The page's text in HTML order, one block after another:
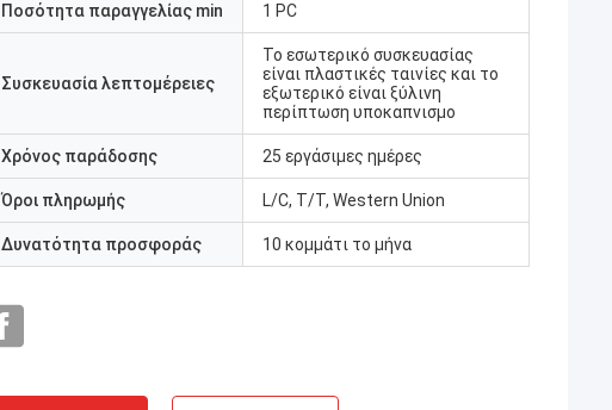
Ποσότητα παραγγελίας min 1 PC
Συσκευασία λεπτομέρειες
Το εσωτερικό συσκευασίας
είναι πλαστικές ταινίες και το
εξωτερικό είναι ξύλινη
περίπτωση υποκαπνισμο
Χρόνος παράδοσης 25 εργάσιμες ημέρες
Όροι πληρωμής L/C, T/T, Western Union
Δυνατότητα προσφοράς 10 κομμάτι το μήνα